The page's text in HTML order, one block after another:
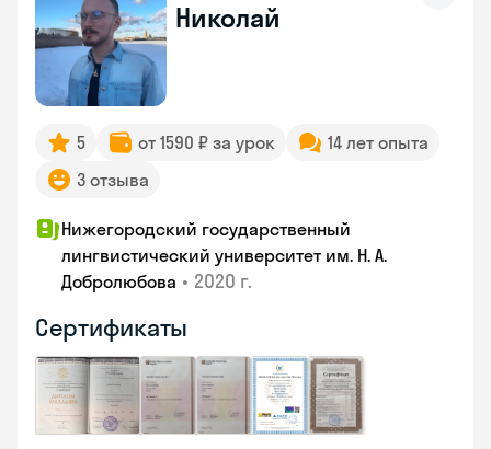
Николай
5 от 1590 ₽ за урок
14 лет опыта
3 отзыва
Нижегородский государственный
лингвистический университет им. Н. А.
Добролюбова • 2020 г.
Сертификаты